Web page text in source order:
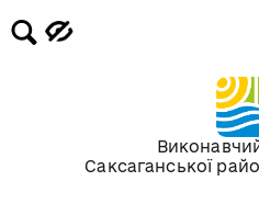
Саксаганської
Відділ
та грантової